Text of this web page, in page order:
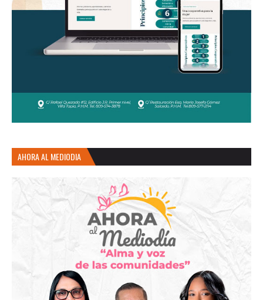
AHORA AL MEDIODIA